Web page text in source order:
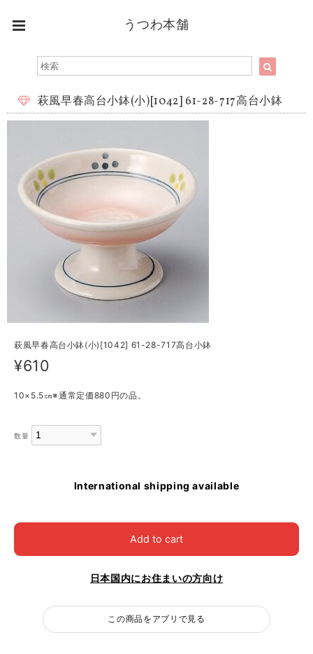
うつわ本舗
萩風早春高台小鉢(小)[1042] 61-28-717高台小鉢
萩風早春高台小鉢(小)[1042] 61-28-717高台小鉢
¥610
10×5.5㎝※通常定価880円の品。
数量
International shipping available
Add to cart
日本国内にお住まいの方向け
この商品をアプリで見る